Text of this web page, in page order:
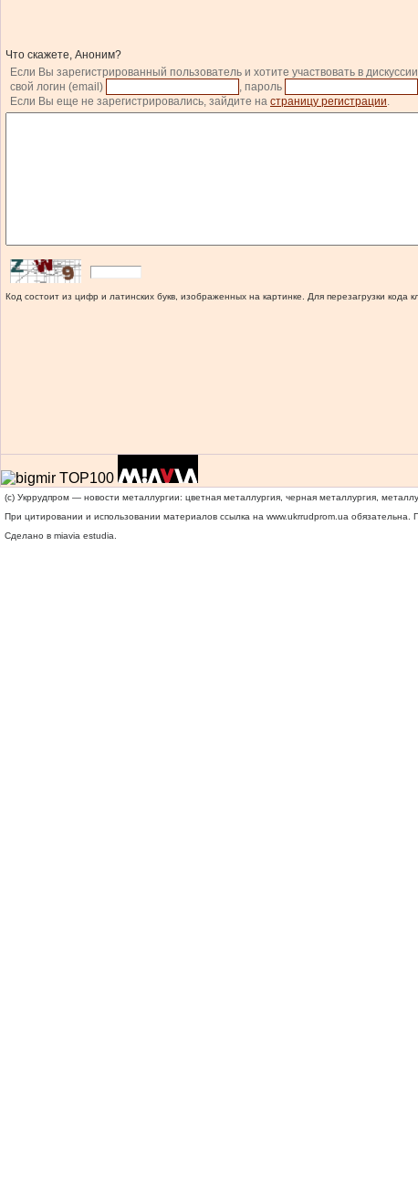
Что скажете, Аноним?
Если Вы зарегистрированный пользователь и хотите участвовать в
свой логин (email)
, пароль
Если Вы еще не зарегистрировались, зайдите на страницу регистрации.
Код состоит из цифр и латинских букв, изображенных на картинке. Для перезагрузки кода
(c) Укррудпром — новости металлургии: цветная металлургия, черная металлургия,
При цитировании и использовании материалов ссылка на www.ukrrudprom.ua обязательна.
Сделано в miavia estudia.